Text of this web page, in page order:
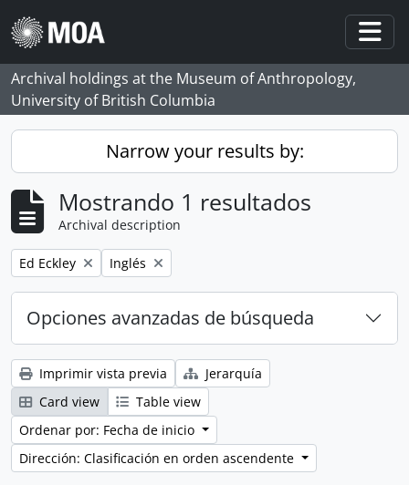
Skip to main content
Archival holdings at the Museum of Anthropology,
University of British Columbia
Narrow your results by:
Mostrando 1 resultados
Archival description
Remove filter:
Ed Eckley Remove filter:
Inglés
Opciones avanzadas de búsqueda
Imprimir vista previa
Jerarquía
Card view
Table view
Ordenar por: Fecha de inicio
Dirección: Clasificación en orden ascendente